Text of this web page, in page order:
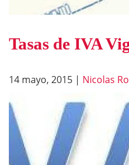
Tasas de IVA
14 mayo, 2015 | Nicolas